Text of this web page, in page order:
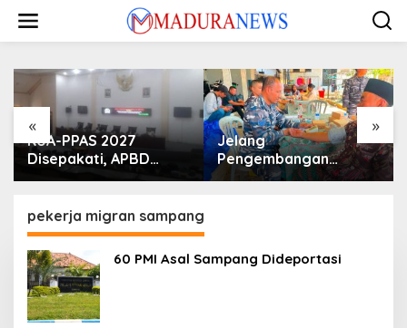
konten
« »
KUA-PPAS 2027
Disepakati, APBD
Sampang Defisit Rp
Jelang
Pengembangan
Lapangan Hidayah,
Nelayan Sampang
pekerja migran sampang
60 PMI Asal Sampang Dideportasi